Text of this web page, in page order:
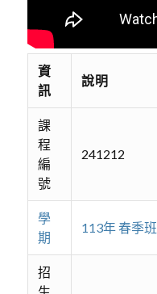
資
訊
說明
課
程
編
號
241212
學
期
113年 春季班
招